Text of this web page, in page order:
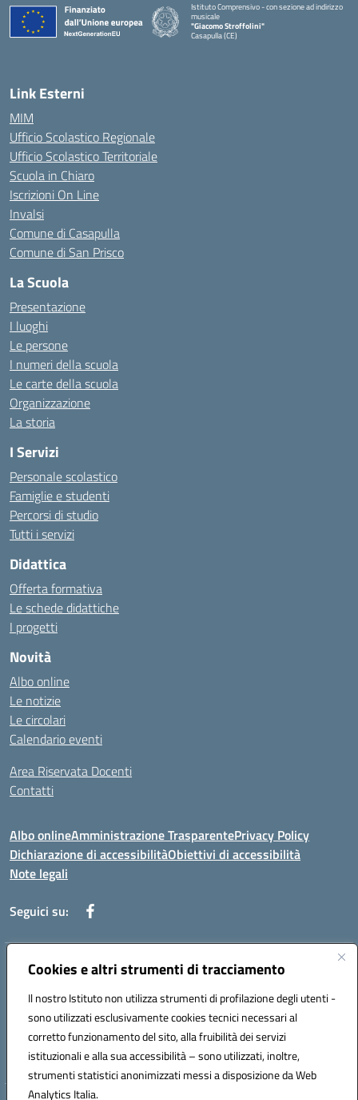
Cookies e altri strumenti di tracciamento
Il nostro Istituto non utilizza strumenti di profilazione degli utenti -
sono utilizzati esclusivamente cookies tecnici necessari al
corretto funzionamento del sito, alla fruibilità dei servizi
istituzionali e alla sua accessibilità – sono utilizzati, inoltre,
strumenti statistici anonimizzati messi a disposizione da Web
Analytics Italia.
Istituto Comprensivo - con sezione ad indirizzo
musicale
"Giacomo Stroffolini"
Casapulla (CE)
Link Esterni
MIM
Ufficio Scolastico Regionale
Ufficio Scolastico Territoriale
Scuola in Chiaro
Iscrizioni On Line
Invalsi
Comune di Casapulla
Comune di San Prisco
La Scuola
Presentazione
I luoghi
Le persone
I numeri della scuola
Le carte della scuola
Organizzazione
La storia
I Servizi
Personale scolastico
Famiglie e studenti
Percorsi di studio
Tutti i servizi
Didattica
Offerta formativa
Le schede didattiche
I progetti
Novità
Albo online
Le notizie
Le circolari
Calendario eventi
Area Riservata Docenti
Contatti
Albo onlineAmministrazione TrasparentePrivacy Policy
Dichiarazione di accessibilitàObiettivi di accessibilità
Note legali
Seguici su:
Indirizzo:Via Rimembranza,33 – 81020 Casapulla (CE)
Posta elettronica certificata (PEC):ceic82800v@pec.istruzione.it
Codice fiscale: 94007130613
Codice meccanografico: CEIC82800V